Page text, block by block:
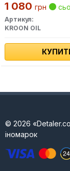
1 080 грн
Артикул:
KROON OIL
© 2026
іномарок